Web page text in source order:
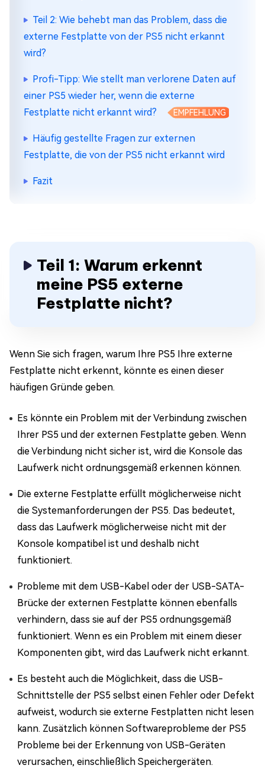
Teil 2: Wie behebt man das Problem, dass die
externe Festplatte von der PS5 nicht erkannt
wird?
Profi-Tipp: Wie stellt man verlorene Daten auf
einer PS5 wieder her, wenn die externe
Festplatte nicht erkannt wird?
EMPFEHLUNG
Häufig gestellte Fragen zur externen
Festplatte, die von der PS5 nicht erkannt wird
Fazit
Teil 1: Warum erkennt
meine PS5 externe
Festplatte nicht?
Wenn Sie sich fragen, warum Ihre PS5 Ihre externe
Festplatte nicht erkennt, könnte es einen dieser
häufigen Gründe geben.
Es könnte ein Problem mit der Verbindung zwischen
Ihrer PS5 und der externen Festplatte geben. Wenn
die Verbindung nicht sicher ist, wird die Konsole das
Laufwerk nicht ordnungsgemäß erkennen können.
Die externe Festplatte erfüllt möglicherweise nicht
die Systemanforderungen der PS5. Das bedeutet,
dass das Laufwerk möglicherweise nicht mit der
Konsole kompatibel ist und deshalb nicht
funktioniert.
Probleme mit dem USB-Kabel oder der USB-SATA-
Brücke der externen Festplatte können ebenfalls
verhindern, dass sie auf der PS5 ordnungsgemäß
funktioniert. Wenn es ein Problem mit einem dieser
Komponenten gibt, wird das Laufwerk nicht erkannt.
Es besteht auch die Möglichkeit, dass die USB-
Schnittstelle der PS5 selbst einen Fehler oder Defekt
aufweist, wodurch sie externe Festplatten nicht lesen
kann. Zusätzlich können Softwareprobleme der PS5
Probleme bei der Erkennung von USB-Geräten
verursachen, einschließlich Speichergeräten.